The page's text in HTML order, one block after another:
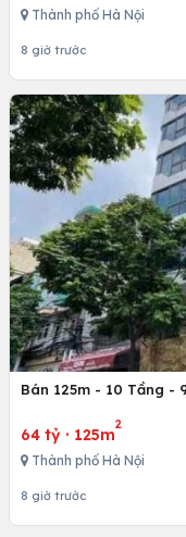
Thành phố Hà Nội
8 giờ trước
Bán 125m - 10 Tầng -
64 tỷ · 125m
2
Thành phố Hà Nội
8 giờ trước